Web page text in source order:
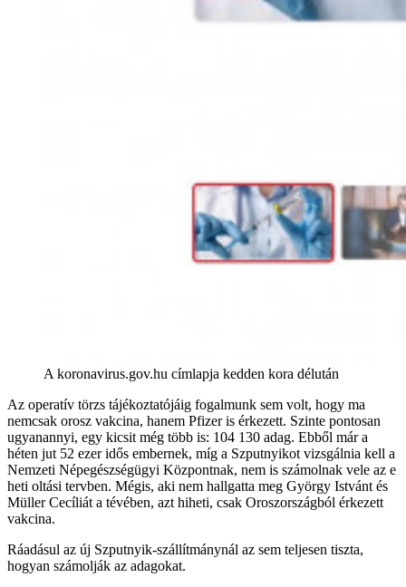
A koronavirus.gov.hu címlapja kedden kora délután
Az operatív törzs tájékoztatójáig fogalmunk sem volt, hogy ma
nemcsak orosz vakcina, hanem Pfizer is érkezett. Szinte pontosan
ugyanannyi, egy kicsit még több is: 104 130 adag. Ebből már a
héten jut 52 ezer idős embernek, míg a Szputnyikot vizsgálnia kell a
Nemzeti Népegészségügyi Központnak, nem is számolnak vele az e
heti oltási tervben. Mégis, aki nem hallgatta meg György Istvánt és
Müller Cecíliát a tévében, azt hiheti, csak Oroszországból érkezett
vakcina.
Ráadásul az új Szputnyik-szállítmánynál az sem teljesen tiszta,
hogyan számolják az adagokat.